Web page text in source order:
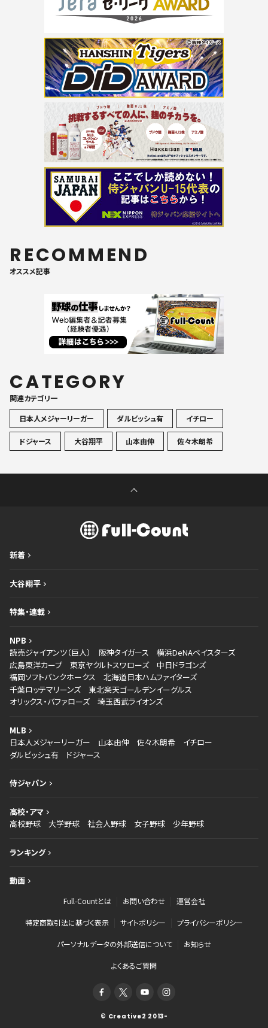
RECOMMEND
オススメ記事
CATEGORY
関連カテゴリ一
日本人メジャーリーガー
ダルビッシュ有 イチロー
ドジャース 大谷翔平 山本由伸 佐々木朗希
新着
大谷翔平
特集・連載
NPB
読売ジャイアンツ（巨人）
阪神タイガース
横浜DeNAベイスターズ
広島東洋カープ
東京ヤクルトスワローズ
中日ドラゴンズ
福岡ソフトバンクホークス
北海道日本ハムファイターズ
千葉ロッテマリーンズ
東北楽天ゴールデンイーグルス
オリックス・バファローズ
埼玉西武ライオンズ
MLB
日本人メジャーリーガー
山本由伸 佐々木朗希
イチロー
ダルビッシュ有
ドジャース
侍ジャパン
高校・アマ
高校野球
大学野球 社会人野球 女子野球 少年野球
ランキング
動画
Full-Countとは お問い合わせ 運営会社
特定商取引法に基づく表示 サイトポリシー プライバシーポリシー
パーソナルデータの外部送信について お知らせ
よくあるご質問
© Creative2 2013-